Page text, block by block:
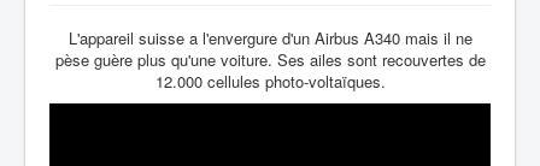
L'appareil suisse a l'envergure d'un Airbus A340 mais il ne
pèse guère plus qu'une voiture. Ses ailes sont recouvertes de
12.000 cellules photo-voltaïques.